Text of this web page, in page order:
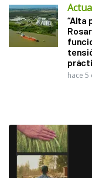
“Alta
hace 5